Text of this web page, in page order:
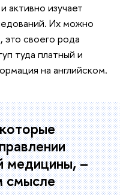
активно изучает
Их можно
это своего рода
туда платный и
на английском.
медицины, –
смысле